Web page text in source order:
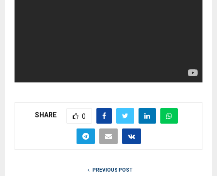
SHARE 0
PREVIOUS POST